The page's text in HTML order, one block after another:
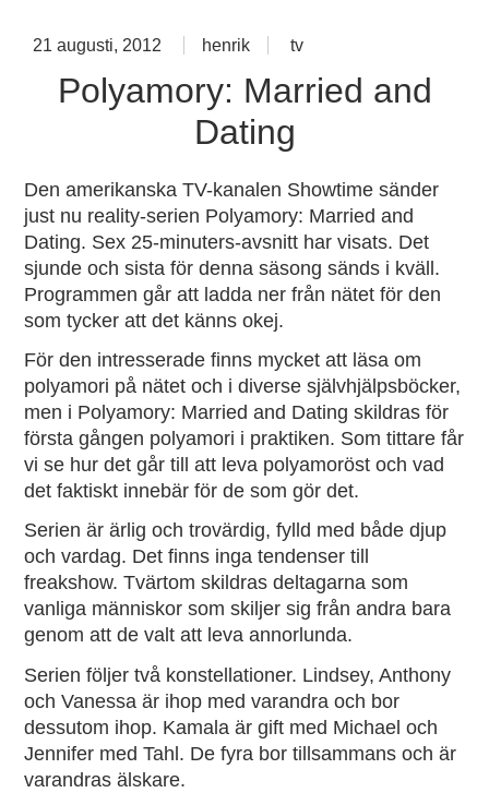
21 augusti, 2012 henrik tv
Polyamory: Married and
Dating
Den amerikanska TV-kanalen Showtime sänder
just nu reality-serien Polyamory: Married and
Dating. Sex 25-minuters-avsnitt har visats. Det
sjunde och sista för denna säsong sänds i kväll.
Programmen går att ladda ner från nätet för den
som tycker att det känns okej.
För den intresserade finns mycket att läsa om
polyamori på nätet och i diverse självhjälpsböcker,
men i Polyamory: Married and Dating skildras för
första gången polyamori i praktiken. Som tittare får
vi se hur det går till att leva polyamoröst och vad
det faktiskt innebär för de som gör det.
Serien är ärlig och trovärdig, fylld med både djup
och vardag. Det finns inga tendenser till
freakshow. Tvärtom skildras deltagarna som
vanliga människor som skiljer sig från andra bara
genom att de valt att leva annorlunda.
Serien följer två konstellationer. Lindsey, Anthony
och Vanessa är ihop med varandra och bor
dessutom ihop. Kamala är gift med Michael och
Jennifer med Tahl. De fyra bor tillsammans och är
varandras älskare.